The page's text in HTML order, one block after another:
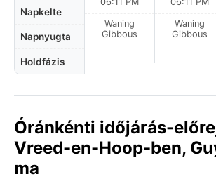
Napkelte
Napnyugta
Holdfázis
Waning
Gibbous
Waning
Gibbous
Óránkénti időjárás-
Vreed-en-Hoop-ben,
ma